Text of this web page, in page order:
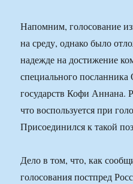
Напомним, голосование
на среду, однако было
надежде на достижение
специального
государств Кофи Аннана.
что воспользуется при
Присоединился к такой
Дело в том, что, как
голосования постпред